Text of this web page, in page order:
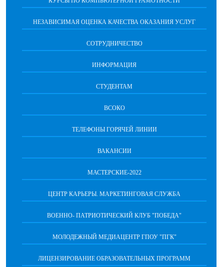
НЕЗАВИСИМАЯ ОЦЕНКА КАЧЕСТВА ОКАЗАНИЯ УСЛУГ
СОТРУДНИЧЕСТВО
ИНФОРМАЦИЯ
СТУДЕНТАМ
ВСОКО
ТЕЛЕФОНЫ ГОРЯЧЕЙ ЛИНИИ
ВАКАНСИИ
МАСТЕРСКИЕ-2022
ЦЕНТР КАРЬЕРЫ. МАРКЕТИНГОВАЯ СЛУЖБА
ВОЕННО- ПАТРИОТИЧЕСКИЙ КЛУБ "ПОБЕДА"
МОЛОДЕЖНЫЙ МЕДИАЦЕНТР ГПОУ "ПГК"
ЛИЦЕНЗИРОВАНИЕ ОБРАЗОВАТЕЛЬНЫХ ПРОГРАММ